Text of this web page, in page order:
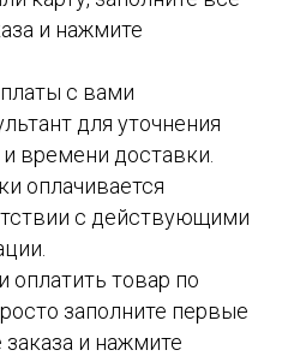
и нажмите
с вами
для уточнения
времени доставки.
оплачивается
с действующими
оплатить товар по
заполните первые
и нажмите